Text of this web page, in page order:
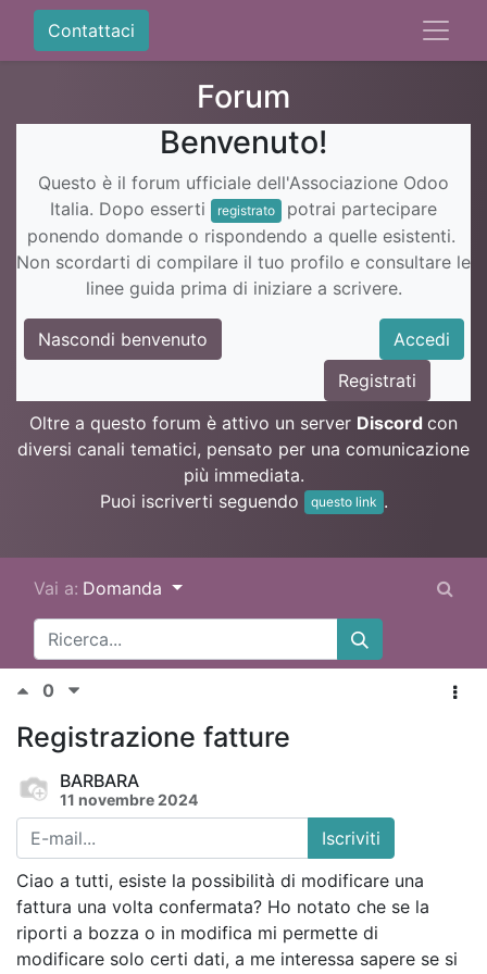
Contattaci
Forum
Benvenuto!
Questo è il forum ufficiale dell'Associazione Odoo
Italia. Dopo esserti
registrato
potrai partecipare
ponendo domande o rispondendo a quelle esistenti.
Non scordarti di compilare il tuo profilo e consultare le
linee guida prima di iniziare a scrivere.
Nascondi benvenuto
Accedi
Registrati
Oltre a questo forum è attivo un server Discord con
diversi canali tematici, pensato per una comunicazione
più immediata.
Puoi iscriverti seguendo
questo link .
Vai a: Domanda
0
Registrazione fatture
BARBARA
11 novembre 2024
Iscriviti
Ciao a tutti, esiste la possibilità di modificare una
fattura una volta confermata? Ho notato che se la
riporti a bozza o in modifica mi permette di
modificare solo certi dati, a me interessa sapere se si